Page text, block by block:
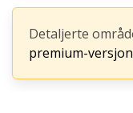
Detaljerte
premium-